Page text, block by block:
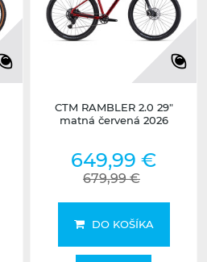
CTM RAMBLER 2.0 29"
matná červená 2026
649,99 €
679,99 €
DO KOŠÍKA